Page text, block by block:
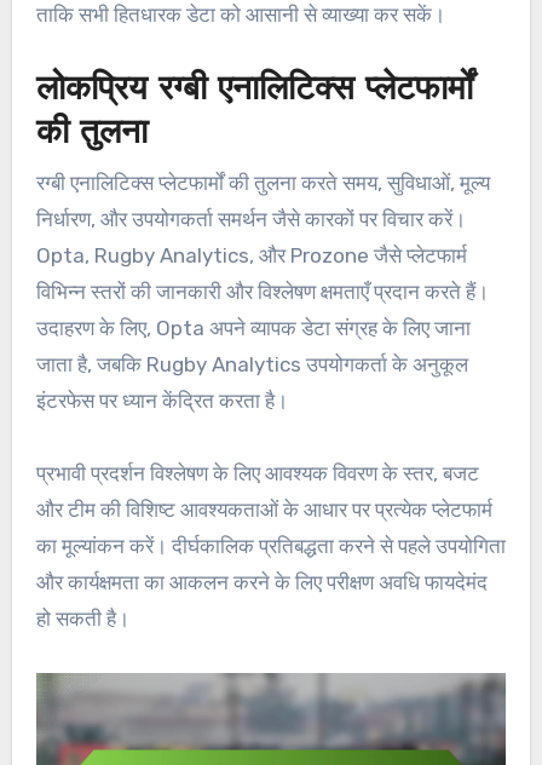
ताकि सभी हितधारक डेटा को आसानी से व्याख्या कर सकें।
लोकप्रिय रग्बी एनालिटिक्स प्लेटफार्मों
की तुलना
रग्बी एनालिटिक्स प्लेटफार्मों की तुलना करते समय, सुविधाओं, मूल्य
निर्धारण, और उपयोगकर्ता समर्थन जैसे कारकों पर विचार करें।
Opta, Rugby Analytics, और Prozone जैसे प्लेटफार्म
विभिन्न स्तरों की जानकारी और विश्लेषण क्षमताएँ प्रदान करते हैं।
उदाहरण के लिए, Opta अपने व्यापक डेटा संग्रह के लिए जाना
जाता है, जबकि Rugby Analytics उपयोगकर्ता के अनुकूल
इंटरफेस पर ध्यान केंद्रित करता है।
प्रभावी प्रदर्शन विश्लेषण के लिए आवश्यक विवरण के स्तर, बजट
और टीम की विशिष्ट आवश्यकताओं के आधार पर प्रत्येक प्लेटफार्म
का मूल्यांकन करें। दीर्घकालिक प्रतिबद्धता करने से पहले उपयोगिता
और कार्यक्षमता का आकलन करने के लिए परीक्षण अवधि फायदेमंद
हो सकती है।